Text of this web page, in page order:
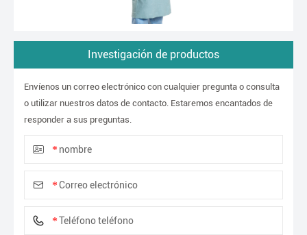
Investigación de productos
Envíenos un correo electrónico con cualquier pregunta o consulta
o utilizar nuestros datos de contacto. Estaremos encantados de
responder a sus preguntas.